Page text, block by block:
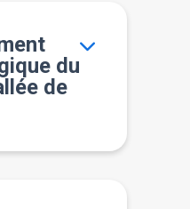
du
de